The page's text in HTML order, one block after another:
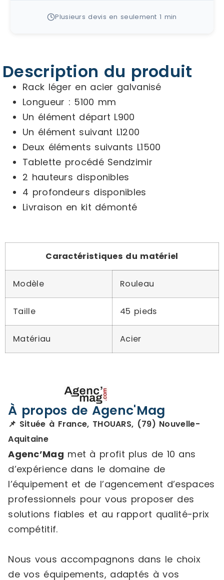
Plusieurs devis en seulement 1 min
Description du produit
Rack léger en acier galvanisé
Longueur : 5100 mm
Un élément départ L900
Un élément suivant L1200
Deux éléments suivants L1500
Tablette procédé Sendzimir
2 hauteurs disponibles
4 profondeurs disponibles
Livraison en kit démonté
Caractéristiques du matériel
Modèle Rouleau
Taille 45 pieds
Matériau Acier
À propos de Agenc'Mag
📌 Située à France, THOUARS, (79) Nouvelle-
Aquitaine
Agenc’Mag met à profit plus de 10 ans
d’expérience dans le domaine de
l’équipement et de l’agencement d’espaces
professionnels pour vous proposer des
solutions fiables et au rapport qualité-prix
compétitif.
Nous vous accompagnons dans le choix
de vos équipements, adaptés à vos